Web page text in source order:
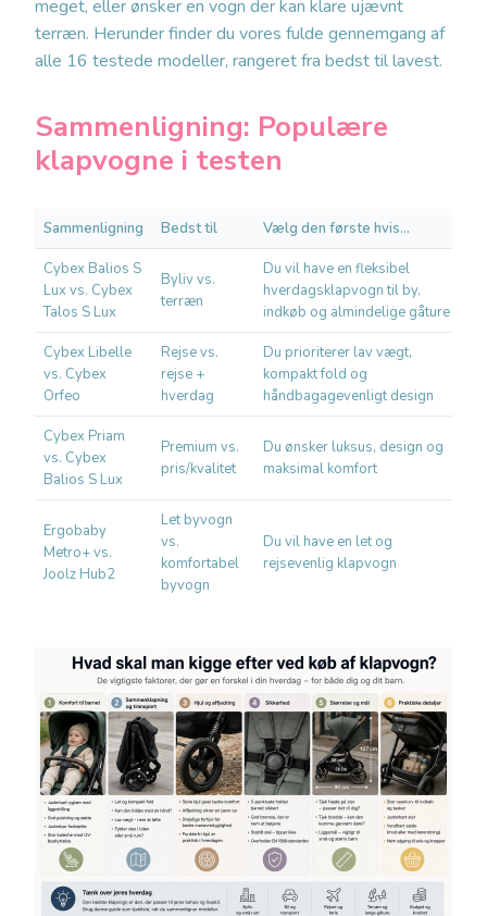
meget, eller ønsker en vogn der kan klare ujævnt
terræn. Herunder finder du vores fulde gennemgang af
alle 16 testede modeller, rangeret fra bedst til lavest.
Sammenligning: Populære
klapvogne i testen
Sammenligning Bedst til Vælg den første hvis…
Cybex Balios S
Lux vs. Cybex
Talos S Lux
Byliv vs.
terræn
Du vil have en fleksibel
hverdagsklapvogn til by,
indkøb og almindelige gåture
Cybex Libelle
vs. Cybex
Orfeo
Rejse vs.
rejse +
hverdag
Du prioriterer lav vægt,
kompakt fold og
håndbagagevenligt design
Cybex Priam
vs. Cybex
Balios S Lux
Premium vs.
pris/kvalitet
Du ønsker luksus, design og
maksimal komfort
Ergobaby
Metro+ vs.
Joolz Hub2
Let byvogn
vs.
komfortabel
byvogn
Du vil have en let og
rejsevenlig klapvogn